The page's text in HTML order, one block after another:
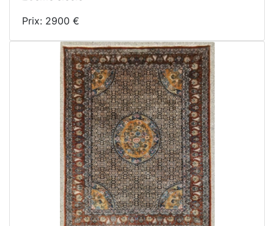
Prix: 2900 €